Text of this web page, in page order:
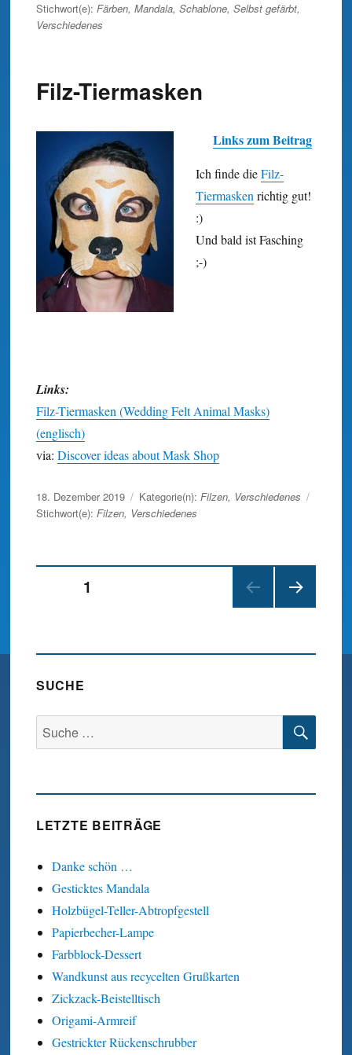
am
Stichwort(e): Färben, Mandala, Schablone, Selbst gefärbt,
Verschiedenes
Filz-Tiermasken
Links zum Beitrag
Ich finde dieFilz-
Tiermaskenrichtig gut!
:)
Und bald ist Fasching
;-)
Links:
Filz-Tiermasken (Wedding Felt Animal Masks)
(englisch)
via: Discover ideas about Mask Shop
Veröffentlicht
am
18. Dezember 2019 Kategorie(n): Filzen, Verschiedenes
Stichwort(e): Filzen, Verschiedenes
Beitragsnavigation
SEITE1
E
SUCHE
Suche
nach:
LETZTE BEITRÄGE
Danke schön …
Gesticktes Mandala
Holzbügel-Teller-Abtropfgestell
Papierbecher-Lampe
Farbblock-Dessert
Wandkunst aus recycelten Grußkarten
Zickzack-Beistelltisch
Origami-Armreif
Gestrickter Rückenschrubber